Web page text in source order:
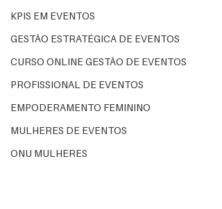
KPIS EM EVENTOS
GESTÃO ESTRATÉGICA DE EVENTOS
CURSO ONLINE GESTÃO DE EVENTOS
PROFISSIONAL DE EVENTOS
EMPODERAMENTO FEMININO
MULHERES DE EVENTOS
ONU MULHERES